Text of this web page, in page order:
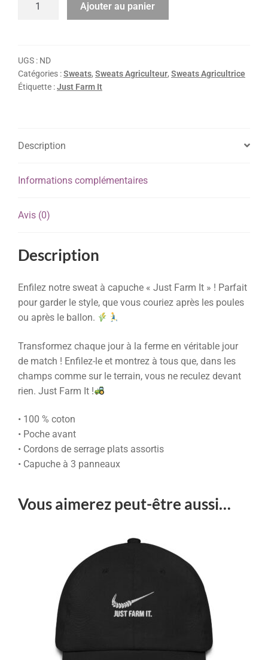
Ajouter au panier
UGS : ND
Catégories :Sweats, Sweats Agriculteur, Sweats Agricultrice
Étiquette :Just Farm It
Description
Informations complémentaires
Avis (0)
Description
Enfilez notre sweat à capuche « Just Farm It » ! Parfait
pour garder le style, que vous couriez après les poules
ou après le ballon.
Transformez chaque jour à la ferme en véritable jour
de match ! Enfilez-le et montrez à tous que, dans les
champs comme sur le terrain, vous ne reculez devant
rien. Just Farm It !
• 100 % coton
• Poche avant
• Cordons de serrage plats assortis
• Capuche à 3 panneaux
Vous aimerez peut-être aussi…